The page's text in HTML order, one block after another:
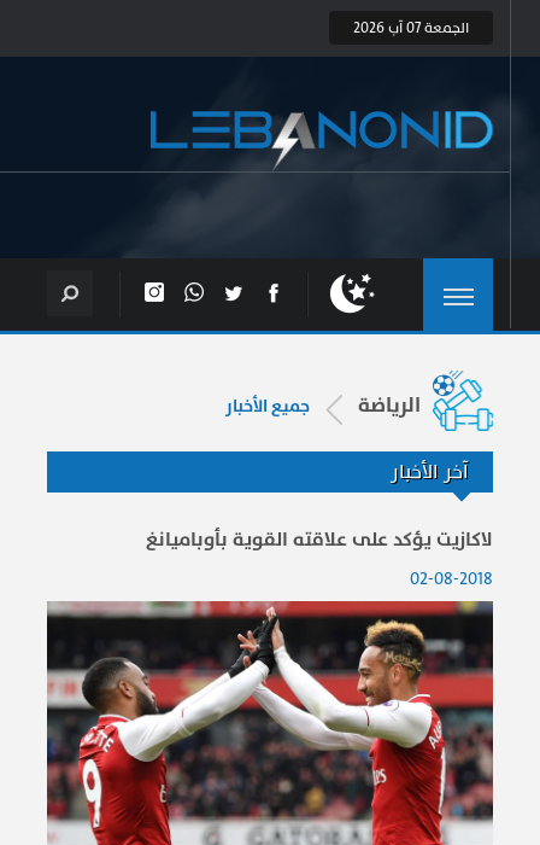
الجمعة 07 آب 2026
الرياضة جميع الأخبار
آخر الأخبار
لاكازيت يؤكد على علاقته القوية بأوباميانغ
02-08-2018